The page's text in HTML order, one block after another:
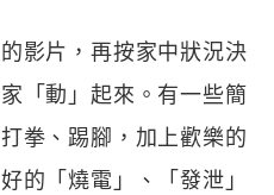
影片，再按家中狀況決
「動」起來。有一些簡
拳、踢腳，加上歡樂的
的「燒電」、「發泄」